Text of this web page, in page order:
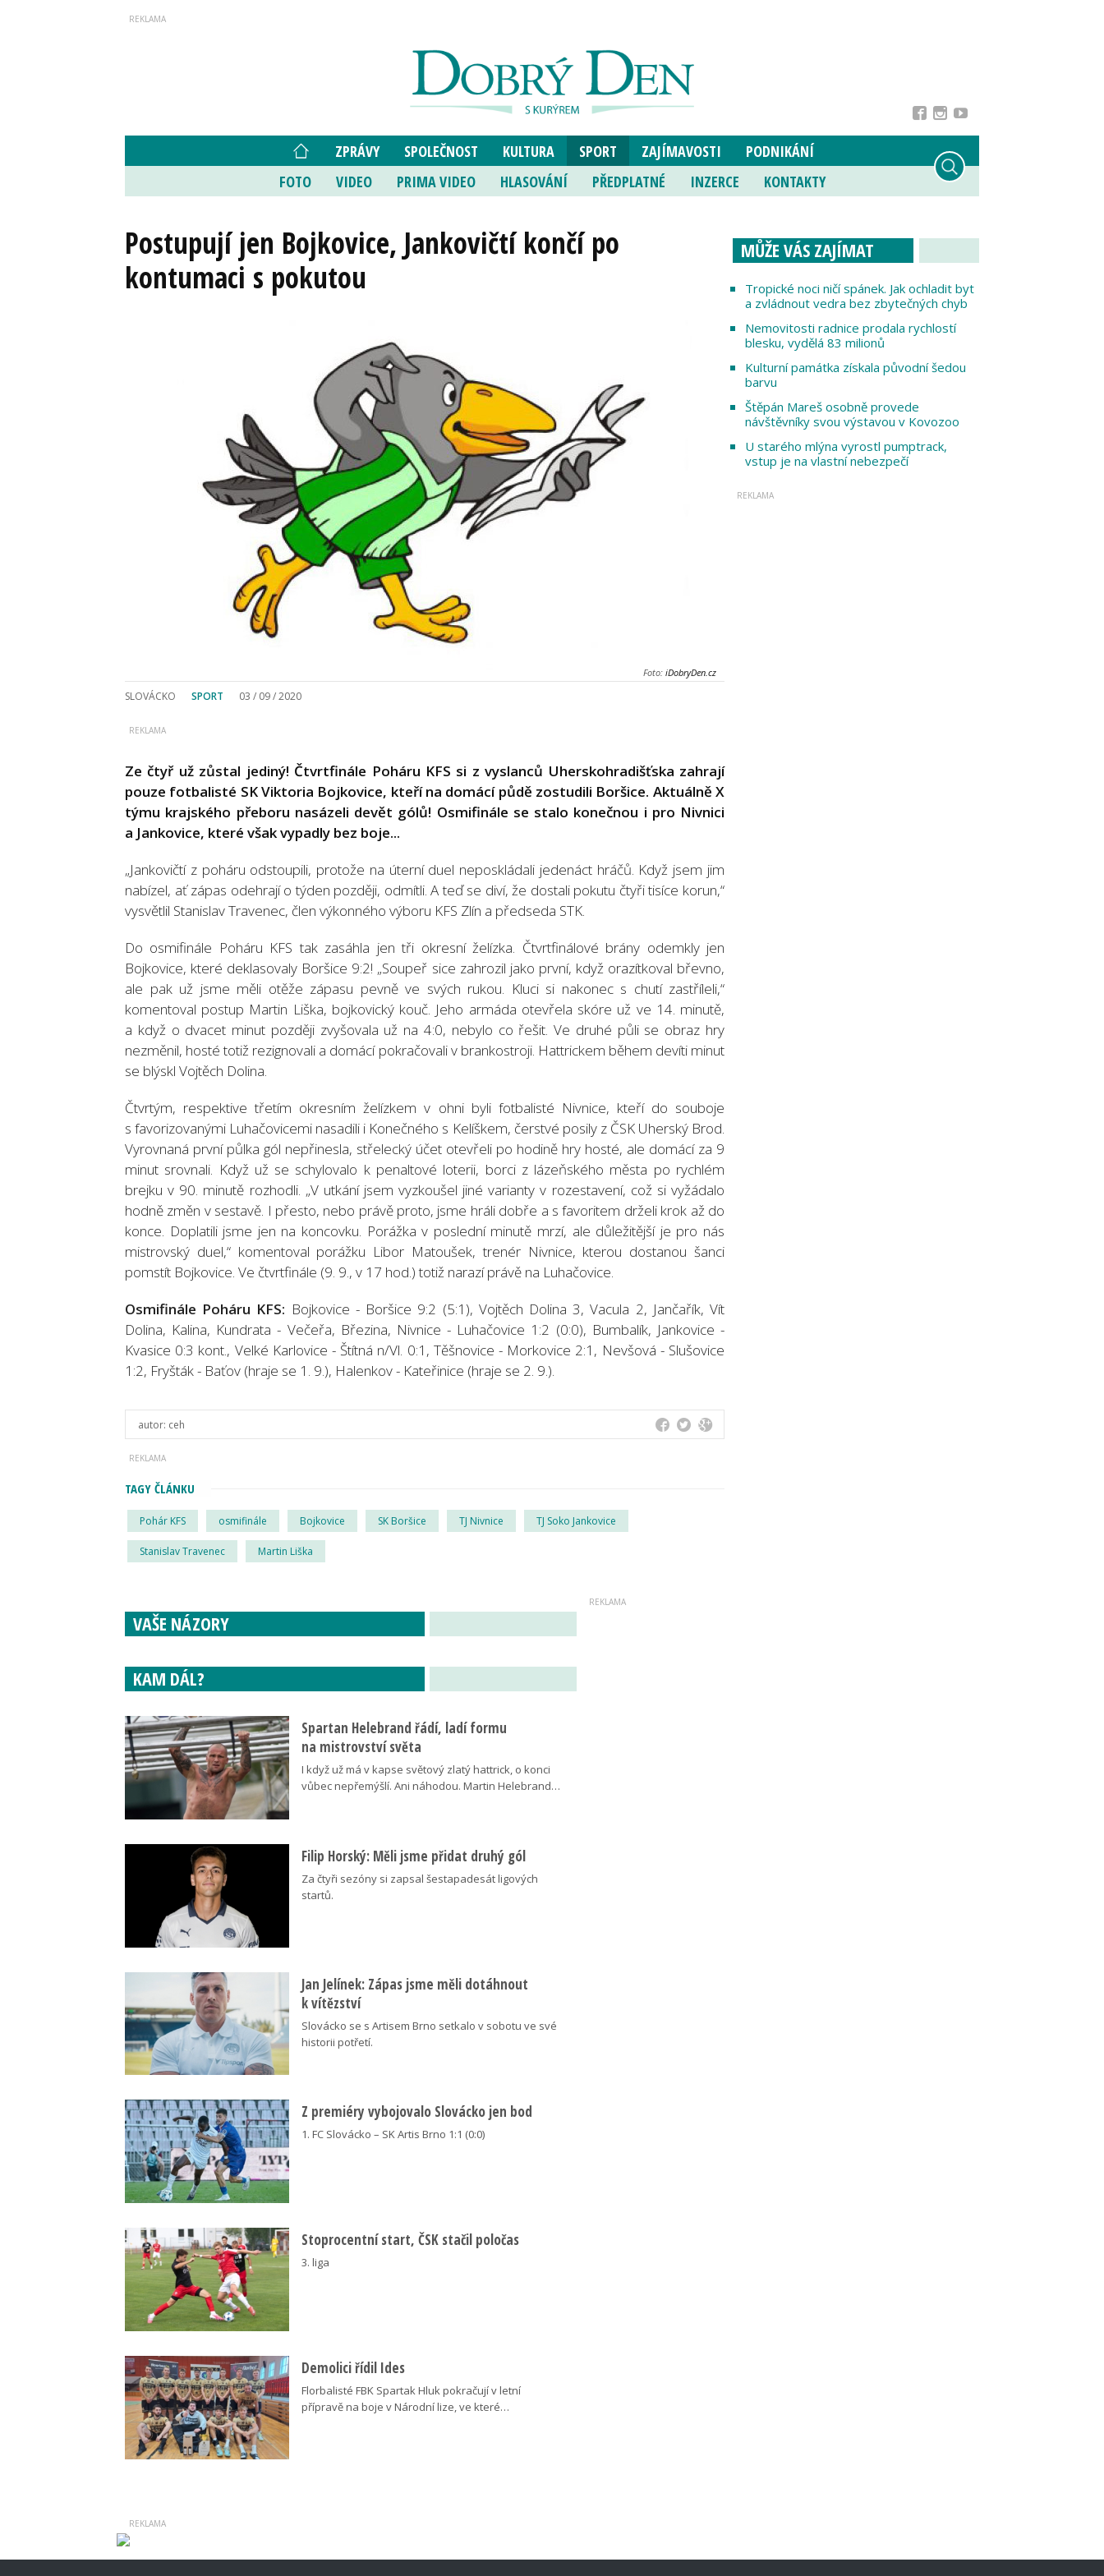
ZPRÁVY SPOLEČNOST KULTURA SPORT ZAJÍMAVOSTI
PODNIKÁNÍ
FOTO
VIDEO PRIMA VIDEO HLASOVÁNÍ PŘEDPLATNÉ INZERCE KONTAKTY
Postupují jen Bojkovice, Jankovičtí končí po
kontumaci s pokutou
Foto: iDobryDen.cz
SLOVÁCKO SPORT 03 / 09 / 2020
Ze čtyř už zůstal jediný! Čtvrtfinále Poháru KFS si z vyslanců Uherskohradišťska zahrají
pouze fotbalisté SK Viktoria Bojkovice, kteří na domácí půdě zostudili Boršice. Aktuálně X
týmu krajského přeboru nasázeli devět gólů! Osmifinále se stalo konečnou i pro Nivnici
a Jankovice, které však vypadly bez boje...
„Jankovičtí z poháru odstoupili, protože na úterní duel neposkládali jedenáct hráčů. Když jsem jim
nabízel, ať zápas odehrají o týden později, odmítli. A teď se diví, že dostali pokutu čtyři tisíce korun,“
vysvětlil Stanislav Travenec, člen výkonného výboru KFS Zlín a předseda STK.
Do osmifinále Poháru KFS tak zasáhla jen tři okresní želízka. Čtvrtfinálové brány odemkly jen
Bojkovice, které deklasovaly Boršice 9:2! „Soupeř sice zahrozil jako první, když orazítkoval břevno,
ale pak už jsme měli otěže zápasu pevně ve svých rukou. Kluci si nakonec s chutí zastříleli,“
komentoval postup Martin Liška, bojkovický kouč. Jeho armáda otevřela skóre už ve 14. minutě,
a když o dvacet minut později zvyšovala už na 4:0, nebylo co řešit. Ve druhé půli se obraz hry
nezměnil, hosté totiž rezignovali a domácí pokračovali v brankostroji. Hattrickem během devíti minut
se blýskl Vojtěch Dolina.
Čtvrtým, respektive třetím okresním želízkem v ohni byli fotbalisté Nivnice, kteří do souboje
s favorizovanými Luhačovicemi nasadili i Konečného s Kelíškem, čerstvé posily z ČSK Uherský Brod.
Vyrovnaná první půlka gól nepřinesla, střelecký účet otevřeli po hodině hry hosté, ale domácí za 9
minut srovnali. Když už se schylovalo k penaltové loterii, borci z lázeňského města po rychlém
brejku v 90. minutě rozhodli. „V utkání jsem vyzkoušel jiné varianty v rozestavení, což si vyžádalo
hodně změn v sestavě. I přesto, nebo právě proto, jsme hráli dobře a s favoritem drželi krok až do
konce. Doplatili jsme jen na koncovku. Porážka v poslední minutě mrzí, ale důležitější je pro nás
mistrovský duel,“ komentoval porážku Libor Matoušek, trenér Nivnice, kterou dostanou šanci
pomstít Bojkovice. Ve čtvrtfinále (9. 9., v 17 hod.) totiž narazí právě na Luhačovice.
Osmifinále Poháru KFS: Bojkovice - Boršice 9:2 (5:1), Vojtěch Dolina 3, Vacula 2, Jančařík, Vít
Dolina, Kalina, Kundrata - Večeřa, Březina, Nivnice - Luhačovice 1:2 (0:0), Bumbalík, Jankovice -
Kvasice 0:3 kont., Velké Karlovice - Štítná n/Vl. 0:1, Těšnovice - Morkovice 2:1, Nevšová - Slušovice
1:2, Fryšták - Baťov (hraje se 1. 9.), Halenkov - Kateřinice (hraje se 2. 9.).
autor: ceh
TAGY ČLÁNKU
Pohár KFS osmifinále Bojkovice SK Boršice TJ Nivnice TJ Soko Jankovice
Stanislav Travenec Martin Liška
MŮŽE VÁS ZAJÍMAT
Tropické noci ničí spánek. Jak ochladit byt
a zvládnout vedra bez zbytečných chyb
Nemovitosti radnice prodala rychlostí
blesku, vydělá 83 milionů
Kulturní památka získala původní šedou
barvu
Štěpán Mareš osobně provede
návštěvníky svou výstavou v Kovozoo
U starého mlýna vyrostl pumptrack,
vstup je na vlastní nebezpečí
VAŠE NÁZORY
KAM DÁL?
Spartan Helebrand řádí, ladí formu
na mistrovství světa
I když už má v kapse světový zlatý hattrick, o konci
vůbec nepřemýšlí. Ani náhodou. Martin Helebrand…
Filip Horský: Měli jsme přidat druhý gól
Za čtyři sezóny si zapsal šestapadesát ligových
startů.
Jan Jelínek: Zápas jsme měli dotáhnout
k vítězství
Slovácko se s Artisem Brno setkalo v sobotu ve své
historii potřetí.
Z premiéry vybojovalo Slovácko jen bod
1. FC Slovácko – SK Artis Brno 1:1 (0:0)
Stoprocentní start, ČSK stačil poločas
3. liga
Demolici řídil Ides
Florbalisté FBK Spartak Hluk pokračují v letní
přípravě na boje v Národní lize, ve které…